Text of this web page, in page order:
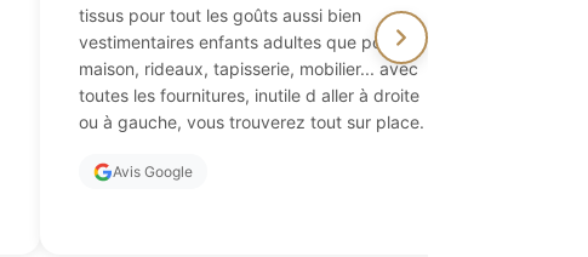
tissus pour tout les goûts aussi bien
vestimentaires enfants adultes que pour la
maison, rideaux, tapisserie, mobilier... avec
toutes les fournitures, inutile d aller à droite
ou à gauche, vous trouverez tout sur place.
Avis Google